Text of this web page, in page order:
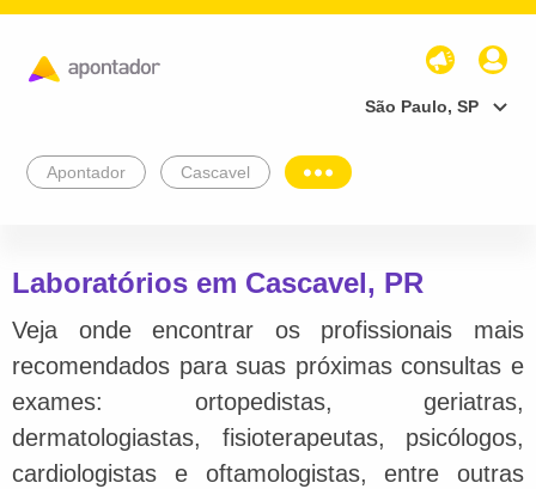
São Paulo, SP
Apontador Cascavel
Laboratórios em Cascavel, PR
Veja onde encontrar os profissionais mais
recomendados para suas próximas consultas e
exames: ortopedistas, geriatras,
dermatologiastas, fisioterapeutas, psicólogos,
cardiologistas e oftamologistas, entre outras